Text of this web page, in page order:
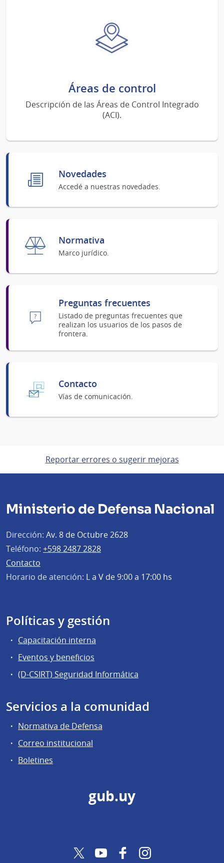
Áreas de control
Descripción de las Áreas de Control Integrado
(ACI).
Novedades
Accedé a nuestras novedades.
Normativa
Marco jurídico.
Preguntas frecuentes
Listado de preguntas frecuentes que
realizan los usuarios de los pasos de
frontera.
Contacto
Vías de comunicación.
Reportar errores o sugerir mejoras
Ministerio de Defensa Nacional
Dirección: Av. 8 de Octubre 2628
Teléfono: +598 2487 2828
Contacto
Horario de atención: L a V de 9:00 a 17:00 hs
Políticas y gestión
Capacitación interna
Eventos y beneficios
(D-CSIRT) Seguridad Informática
Servicios a la comunidad
Normativa de Defensa
Correo institucional
Boletines
gub.uy
TwitterYouTubeFacebookInstagram